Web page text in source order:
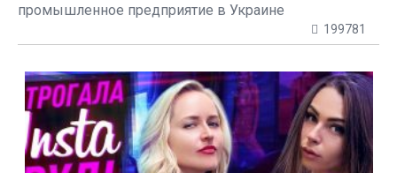
промышленное предприятие в Украине
199781